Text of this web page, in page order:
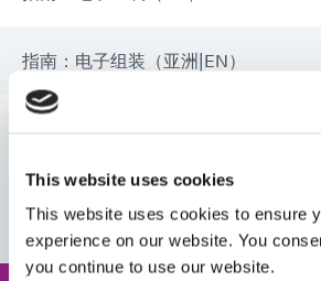
This website uses cookies
This website uses cookies to ensure
experience on our website. You
you continue to use our website.
指南：电子组装（亚洲|EN）
指南：消费电子产品（英文）
VIEW MORE